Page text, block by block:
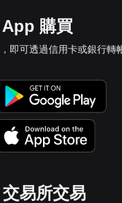
購買
即可透過信用卡或銀行轉
易所交易